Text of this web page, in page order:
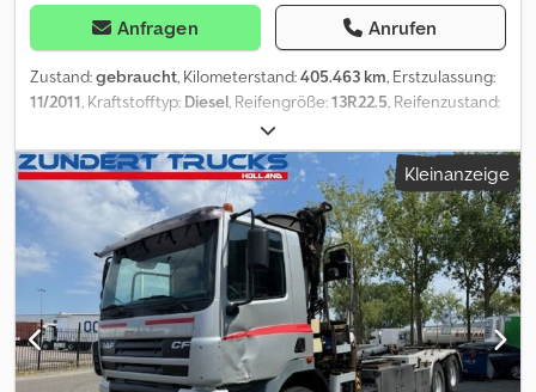
Anfragen Anrufen
Zustand:gebraucht, Kilometerstand:405.463 km, Erstzulassung:
11/2011 , Kraftstofftyp: Diesel , Reifengröße:13R22.5 , Reifenzustand:
8x4, Radstand:
Diesel, Getriebetyp:mechanisch, Anzahl der Gänge:16,
Emissionsklasse:Euro5, Federung:Blatt , Gesamtlänge:8.700 mm,
Gesamthöhe:3.500 mm, Laderaumlänge:5.900 mm,
Laderaumbreite:2.300 mm, Baujahr:2011, Ausstattung:
Klimaanlage, Navigationssystem, = Weitere Optionen und
Zubehör = - Digitaler Tachograph - Sonnenschutzklappe
Dcodpfszr Axkex An Hek = Weitere Informationen = Reifenmaß:
13R22.5 Reifen Profil: 25% Federung: Blattfederung Vorderachse 1:
Gelenkt Motorhubraum: 12.902 cc Leergewicht: 15.180 kg
Zuladung: 16.820 kg zGG: 32.000 kg = Firmeninformationen = Bei
Kleinanzeige